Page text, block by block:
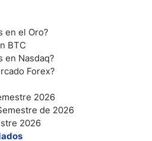
en el Oro?
BTC
en Nasdaq?
Forex?
2026
de 2026
2026